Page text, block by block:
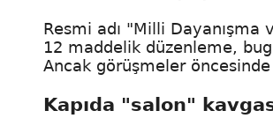
Resmi adı "Milli
12 maddelik düzenleme,
Ancak görüşmeler
Kapıda "salon"